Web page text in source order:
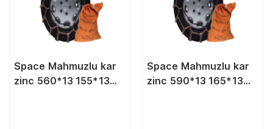
Space Mahmuzlu kar
zinc 560*13 155*13
Space Mahmuzlu kar
zinc 590*13 165*13